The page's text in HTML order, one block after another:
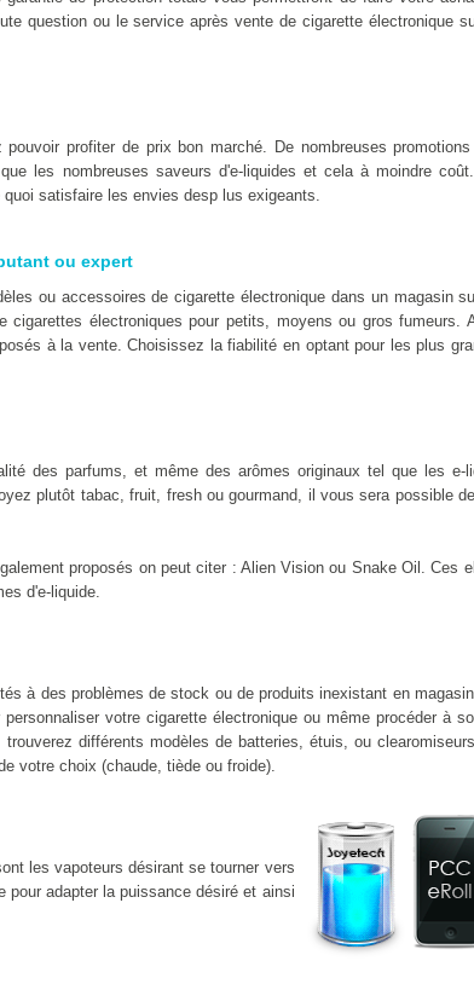
question ou le service après vente de cigarette électronique
profiter de prix bon marché. De nombreuses
les nombreuses saveurs d'e-liquides et cela à moindre
satisfaire les envies desp lus exigeants.
ou expert
ou accessoires de cigarette électronique dans un magasin
cigarettes électroniques pour petits, moyens ou gros fumeurs.
à la vente. Choisissez la fiabilité en optant pour les plus
des parfums, et même des arômes originaux tel que les e-
plutôt tabac, fruit, fresh ou gourmand, il vous sera possible
proposés on peut citer : Alien Vision ou Snake Oil. Ces
d'e-liquide.
à des problèmes de stock ou de produits inexistant en
votre cigarette électronique ou même procéder à
différents modèles de batteries, étuis, ou
votre choix (chaude, tiède ou froide).
les vapoteurs désirant se tourner vers
pour adapter la puissance désiré et ainsi